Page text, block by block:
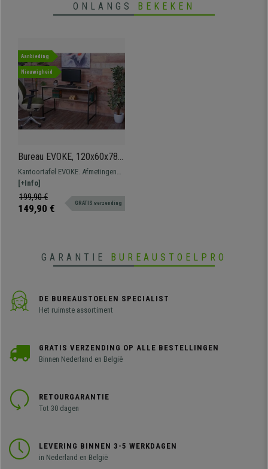
ONLANGS BEKEKEN
Aanbieding
Nieuwigheid
Bureau EVOKE, 120x60x78
cm, met Opbergplank In
MDF en Metaal, Grijs-Bruine
Houtkleur
Kantoortafel EVOKE. Afmetingen
120 x 60 en 78 cm hoog Bureau
met een groot werkoppervlak en
opbergplank.
[+Info]
199,90 €
149,90 € GRATIS verzending
GARANTIE BUREAUSTOELPRO
DE BUREAUSTOELEN SPECIALIST
Het ruimste assortiment
GRATIS VERZENDING OP ALLE BESTELLINGEN
Binnen Nederland en België
RETOURGARANTIE
Tot 30 dagen
LEVERING BINNEN 3-5 WERKDAGEN
in Nederland en België